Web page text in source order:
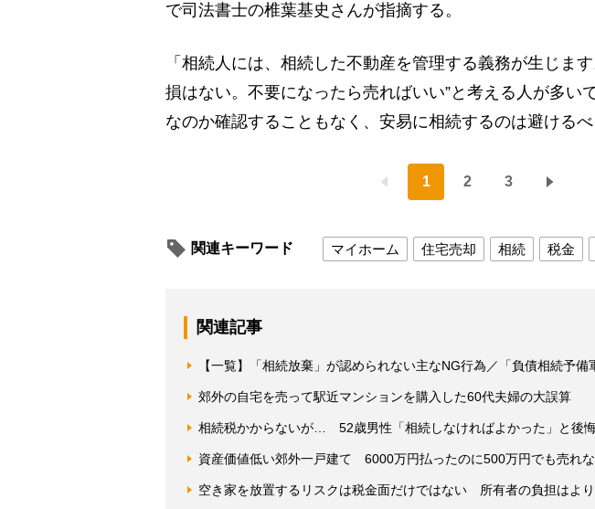
で司法書士の椎葉基史さんが指摘する。
「相続人には、相続した不動産を管理する義務が生じま
損はない。不要になったら売ればいい”と考える人が多い
なのか確認することもなく、安易に相続するのは避けるべ
1 2 3
関連キーワード マイホーム 住宅売却 相続 税金
関連記事
【一覧】「相続放棄」が認められない主なNG行為／「負債相続予備
郊外の自宅を売って駅近マンションを購入した60代夫婦の大誤算
相続税かからないが… 52歳男性「相続しなければよかった」と後
資産価値低い郊外一戸建て 6000万円払ったのに500万円でも売れ
空き家を放置するリスクは税金面だけではない 所有者の負担はより